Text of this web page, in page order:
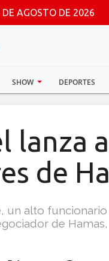
DE AGOSTO DE 2026
SHOW DEPORTES
lanza
de
un alto
de